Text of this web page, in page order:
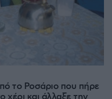
το Ροσάριο που πήρε
χέρι και άλλαξε την